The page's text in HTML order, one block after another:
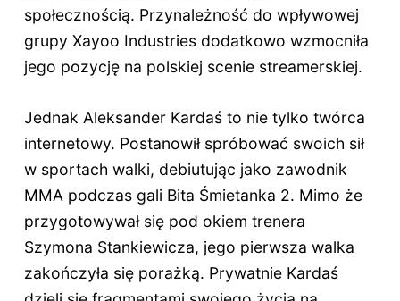
społecznością. Przynależność do wpływowej
grupy Xayoo Industries dodatkowo wzmocniła
jego pozycję na polskiej scenie streamerskiej.
Jednak Aleksander Kardaś to nie tylko twórca
internetowy. Postanowił spróbować swoich sił
w sportach walki, debiutując jako zawodnik
MMA podczas gali Bita Śmietanka 2. Mimo że
przygotowywał się pod okiem trenera
Szymona Stankiewicza, jego pierwsza walka
zakończyła się porażką. Prywatnie Kardaś